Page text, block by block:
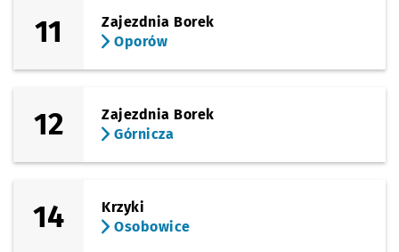
11
Zajezdnia Borek
Oporów
12
Zajezdnia Borek
Górnicza
14
Krzyki
Osobowice